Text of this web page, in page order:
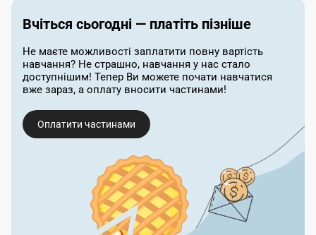
Вчіться сьогодні — платіть пізніше
Не маєте можливості заплатити повну вартість
навчання? Не страшно, навчання у нас стало
доступнішим! Тепер Ви можете почати навчатися
вже зараз, а оплату вносити частинами!
Оплатити частинами